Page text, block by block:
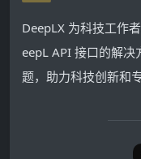
DeepLX 为科技工作
eepL API 接口的解
题，助力科技创新和